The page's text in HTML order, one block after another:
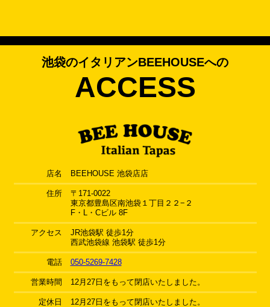
池袋のイタリアンBEEHOUSEへの
ACCESS
店名 BEEHOUSE 池袋店店
住所
〒171-0022
東京都豊島区南池袋１丁目２２−２
F・L・Cビル 8F
アクセス
JR池袋駅 徒歩1分
西武池袋線 池袋駅 徒歩1分
電話 050-5269-7428
営業時間 12月27日をもって閉店いたしました。
定休日 12月27日をもって閉店いたしました。